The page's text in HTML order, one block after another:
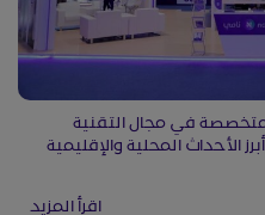
في مجال التقنية
الأحداث المحلية والإقليمية
اقرأ المزيد